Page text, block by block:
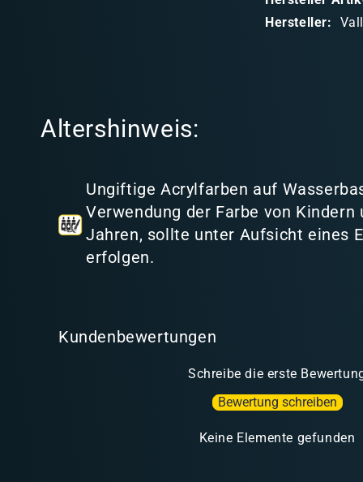
n
Hersteller:
Altershinweis:
Ungiftige Acrylfarben auf
Verwendung der Farbe von Kindern
Jahren, sollte unter Aufsicht eines
erfolgen.
Kundenbewertungen
Schreibe die erste
Bewertung schreiben
Keine Elemente gefunden